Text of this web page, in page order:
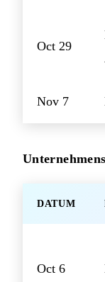
Oct 29
Nov 7
DATUM
Oct 6